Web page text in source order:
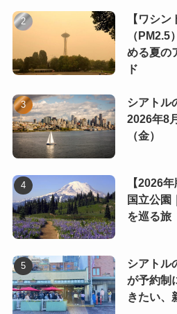
【ワシ
（
める夏の
ド
シアトル
2026年8
（金）
【2026
国立公園
を巡る旅
シアトル
が予約制
きたい、